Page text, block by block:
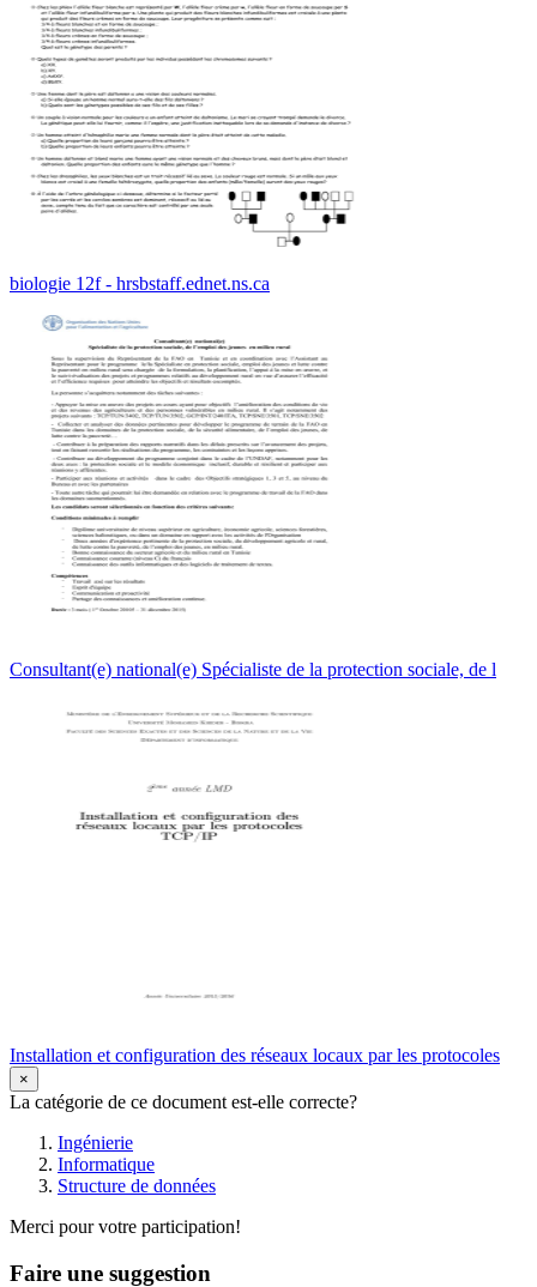
biologie 12f - hrsbstaff.ednet.ns.ca
Consultant(e) national(e) Spécialiste de la protection sociale, de l
Installation et configuration des réseaux locaux par les protocoles
×
La catégorie de ce document est-elle correcte?
Ingénierie
Informatique
Structure de données
Merci pour votre participation!
Faire une suggestion